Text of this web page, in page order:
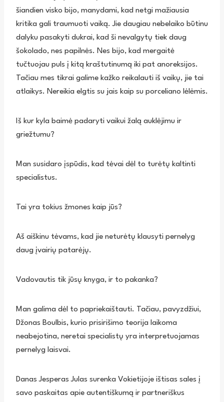
šiandien visko bijo, manydami, kad netgi mažiausia
kritika gali traumuoti vaiką. Jie daugiau nebelaiko būtinu
dalyku pasakyti dukrai, kad ši nevalgytų tiek daug
šokolado, nes papilnės. Nes bijo, kad mergaitė
tučtuojau puls į kitą kraštutinumą iki pat anoreksijos.
Tačiau mes tikrai galime kažko reikalauti iš vaikų, jie tai
atlaikys. Nereikia elgtis su jais kaip su porceliano lėlėmis.
Iš kur kyla baimė padaryti vaikui žalą auklėjimu ir
griežtumu?
Man susidaro įspūdis, kad tėvai dėl to turėtų kaltinti
specialistus.
Tai yra tokius žmones kaip jūs?
Aš aiškinu tėvams, kad jie neturėtų klausyti pernelyg
daug įvairių patarėjų.
Vadovautis tik jūsų knyga, ir to pakanka?
Man galima dėl to papriekaištauti. Tačiau, pavyzdžiui,
Džonas Boulbis, kurio prisirišimo teorija laikoma
neabejotina, neretai specialistų yra interpretuojamas
pernelyg laisvai.
Danas Jesperas Julas surenka Vokietijoje ištisas sales į
savo paskaitas apie autentiškumą ir partneriškus